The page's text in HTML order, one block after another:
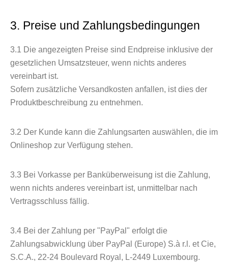
3. Preise und Zahlungsbedingungen
3.1 Die angezeigten Preise sind Endpreise inklusive der
gesetzlichen Umsatzsteuer, wenn nichts anderes
vereinbart ist.
Sofern zusätzliche Versandkosten anfallen, ist dies der
Produktbeschreibung zu entnehmen.
3.2 Der Kunde kann die Zahlungsarten auswählen, die im
Onlineshop zur Verfügung stehen.
3.3 Bei Vorkasse per Banküberweisung ist die Zahlung,
wenn nichts anderes vereinbart ist, unmittelbar nach
Vertragsschluss fällig.
3.4 Bei der Zahlung per "PayPal" erfolgt die
Zahlungsabwicklung über PayPal (Europe) S.à r.l. et Cie,
S.C.A., 22-24 Boulevard Royal, L-2449 Luxembourg.